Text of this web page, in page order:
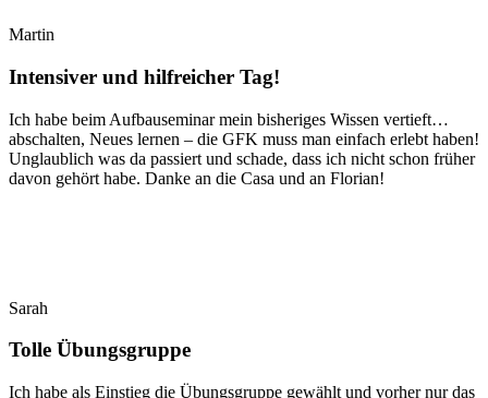
Martin
Intensiver und hilfreicher Tag!
Ich habe beim Aufbauseminar mein bisheriges Wissen vertieft…
abschalten, Neues lernen – die GFK muss man einfach erlebt haben!
Unglaublich was da passiert und schade, dass ich nicht schon früher
davon gehört habe. Danke an die Casa und an Florian!
Sarah
Tolle Übungsgruppe
Ich habe als Einstieg die Übungsgruppe gewählt und vorher nur das